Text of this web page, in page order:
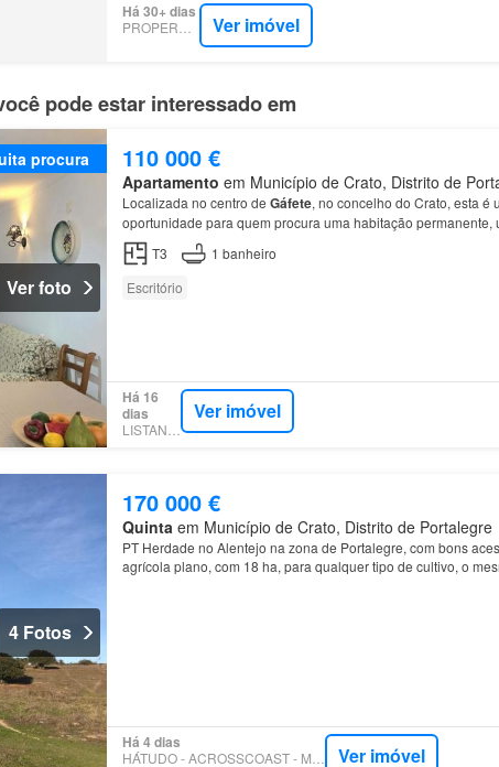
Há 30+ dias
PROPERSTAR Ver imóvel
pode estar interessado em
procura
Ver foto
110 000 €
Apartamento em Município de Crato, Distrito de
Localizada no centro de Gáfete, no concelho do Crato, esta é
oportunidade para quem procura uma habitação permanente,
T3
1 banheiro
Escritório
Há 16
dias
LISTANZA
Ver imóvel
4 Fotos
170 000 €
Quinta em Município de Crato, Distrito de Portalegre
PT Herdade no Alentejo na zona de Portalegre, com bons
agrícola plano, com 18 ha, para qualquer tipo de cultivo, o
Há 4 dias
Ver imóvel